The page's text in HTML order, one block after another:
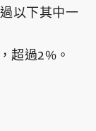
以下其中一
超過2%。